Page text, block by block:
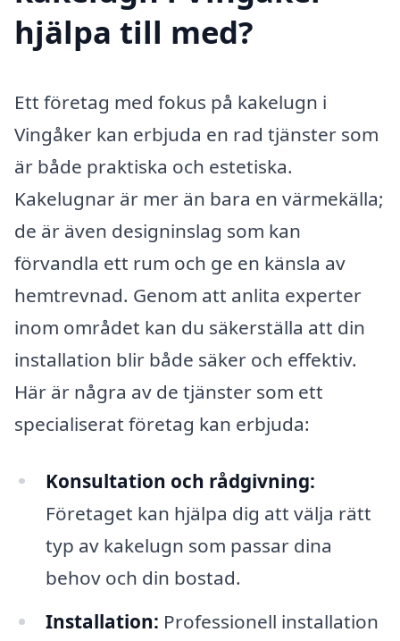
hjälpa till med?
Ett företag med fokus på kakelugn i
Vingåker kan erbjuda en rad tjänster som
är både praktiska och estetiska.
Kakelugnar är mer än bara en värmekälla;
de är även designinslag som kan
förvandla ett rum och ge en känsla av
hemtrevnad. Genom att anlita experter
inom området kan du säkerställa att din
installation blir både säker och effektiv.
Här är några av de tjänster som ett
specialiserat företag kan erbjuda:
Konsultation och rådgivning:
Företaget kan hjälpa dig att välja rätt
typ av kakelugn som passar dina
behov och din bostad.
Installation: Professionell installation